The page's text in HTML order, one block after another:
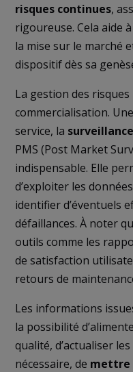
risques continues,
rigoureuse. Cela aide
la mise sur le marché
dispositif dès sa
La gestion des
commercialisation.
service, la
PMS (Post Market
indispensable. Elle
d’exploiter les
identifier d’éventuels
défaillances. À noter
outils comme les
de satisfaction
retours de
Les informations
la possibilité
qualité, d’actualiser
nécessaire, de mettre